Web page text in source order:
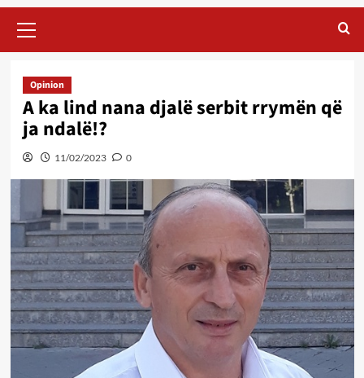
Menu
Opinion
A ka lind nana djalë serbit rrymën që
ja ndalë!?
11/02/2023 0